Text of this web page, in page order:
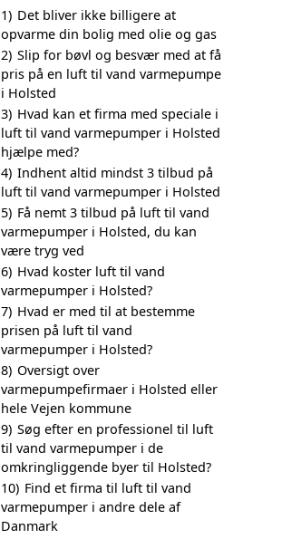
1) Det bliver ikke billigere at
opvarme din bolig med olie og gas
2) Slip for bøvl og besvær med at få
pris på en luft til vand varmepumpe
i Holsted
3) Hvad kan et firma med speciale i
luft til vand varmepumper i Holsted
hjælpe med?
4) Indhent altid mindst 3 tilbud på
luft til vand varmepumper i Holsted
5) Få nemt 3 tilbud på luft til vand
varmepumper i Holsted, du kan
være tryg ved
6) Hvad koster luft til vand
varmepumper i Holsted?
7) Hvad er med til at bestemme
prisen på luft til vand
varmepumper i Holsted?
8) Oversigt over
varmepumpefirmaer i Holsted eller
hele Vejen kommune
9) Søg efter en professionel til luft
til vand varmepumper i de
omkringliggende byer til Holsted?
10) Find et firma til luft til vand
varmepumper i andre dele af
Danmark